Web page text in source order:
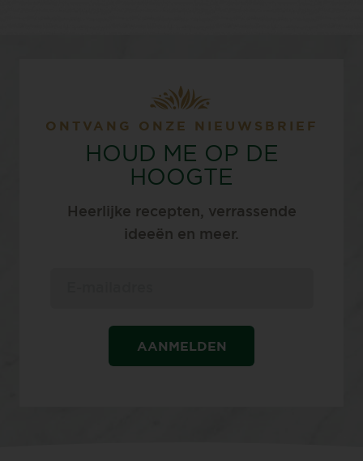
ONTVANG ONZE NIEUWSBRIEF
HOUD ME OP DE
HOOGTE
Heerlijke recepten, verrassende
ideeën en meer.
AANMELDEN